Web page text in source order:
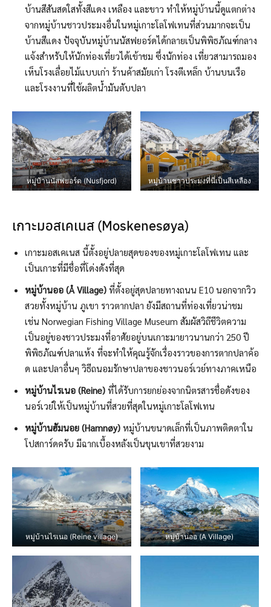
บ้านสีสันสดใสทั้งสีแดง เหลือง และขาว ทำให้หมู่บ้านนี้ดูแตกต่าง
จากหมู่บ้านชาวประมงอื่นในหมู่เกาะโลโฟเทนที่ส่วนมากจะเป็น
บ้านสีแดง ปัจจุบันหมู่บ้านนัสฟยอร์ดได้กลายเป็นพิพิธภัณฑ์กลาง
แจ้งสำหรับให้นักท่องเที่ยวได้เข้าชม ซึ่งนักท่อง เที่ยวสามารถมอง
เห็นโรงเลื่อยไม้แบบเก่า ร้านค้าสมัยเก่า โรงตีเหล็ก บ้านบนเรือ
และโรงงานที่ใช้ผลิตน้ำมันตับปลา
หมู่บ้านนัสฟยอร์ด (Nusfjord) หมู่บ้านชาวประมงที่นี่เป็นสีเหลือง
เกาะมอสเคเนส (Moskenesøya)
เกาะมอสเคเนส นี้ตั้งอยู่ปลายสุดของของหมู่เกาะโลโฟเทน และ
เป็นเกาะที่มีชื่อที่โด่งดังที่สุด
หมู่บ้านออ (Å Village) ที่ตั้งอยู่สุดปลายทางถนน E10 นอกจากวิว
สวยทั้งหมู่บ้าน ภูเขา ราวตากปลา ยังมีสถานที่ท่องเที่ยวน่าชม
เช่น Norwegian Fishing Village Museum สัมผัสวิถีชีวิตความ
เป็นอยู่ของชาวประมงที่อาศัยอยู่บนเกาะมายาวนานกว่า 250 ปี
พิพิธภัณฑ์ปลาแห้ง ที่จะทำให้คุณรู้จักเรื่องราวของการตากปลาค้อ
ด และปลาอื่นๆ วิธีถนอมรักษาปลาของชาวนอร์เวย์ทางภาคเหนือ
หมู่บ้านไรเนอ (Reine) ที่ได้รับการยกย่องจากนิตรสารชื่อดังของ
นอร์เวย์ให้เป็นหมู่บ้านที่สวยที่สุดในหมู่เกาะโลโฟเทน
หมู่บ้านฮัมนอย (Hamnøy) หมู่บ้านขนาดเล็กที่เป็นภาพติดตาใน
โปสการ์ดครับ มีฉากเบื้องหลังเป็นขุนเขาที่สวยงาม
หมู่บ้านไรเนอ (Reine village) หมู่บ้านออ (A Village)